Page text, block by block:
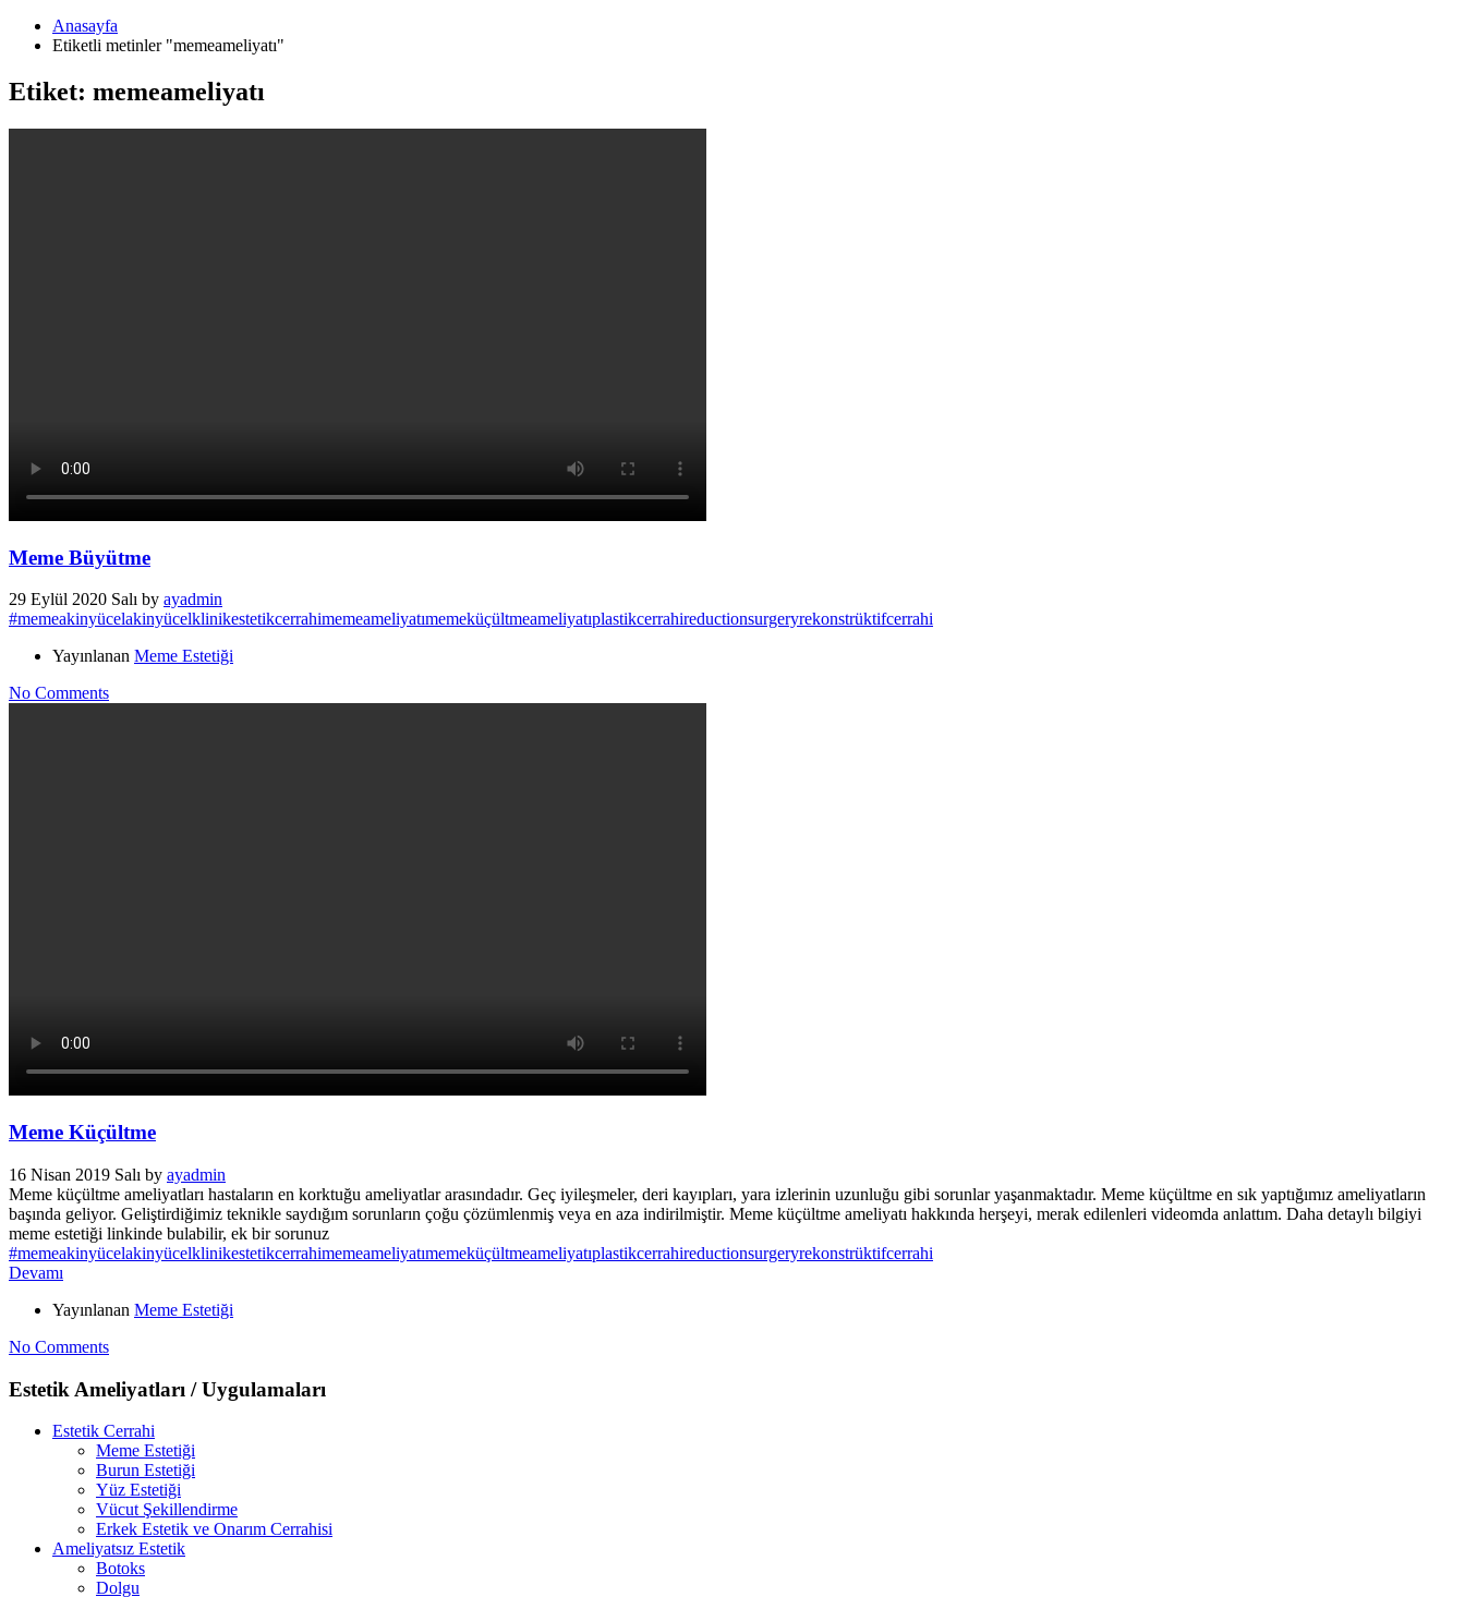
Anasayfa
Etiketli metinler "memeameliyatı"
Etiket: memeameliyatı
Meme Büyütme
29 Eylül 2020 Salı by ayadmin
#memeakinyücelakinyücelklinikestetikcerrahimemeameliyatımemeküçültmeameliyatıplastikcerrahireductionsurgeryrekonstrüktifcerrahi
Yayınlanan Meme Estetiği
No Comments
Meme Küçültme
16 Nisan 2019 Salı by ayadmin
Meme küçültme ameliyatları hastaların en korktuğu ameliyatlar arasındadır. Geç iyileşmeler, deri kayıpları, yara izlerinin uzunluğu gibi sorunlar yaşanmaktadır. Meme küçültme en sık yaptığımız ameliyatların
başında geliyor. Geliştirdiğimiz teknikle saydığım sorunların çoğu çözümlenmiş veya en aza indirilmiştir. Meme küçültme ameliyatı hakkında herşeyi, merak edilenleri videomda anlattım. Daha detaylı bilgiyi
meme estetiği linkinde bulabilir, ek bir sorunuz
#memeakinyücelakinyücelklinikestetikcerrahimemeameliyatımemeküçültmeameliyatıplastikcerrahireductionsurgeryrekonstrüktifcerrahi
Devamı
Yayınlanan Meme Estetiği
No Comments
Estetik Ameliyatları / Uygulamaları
Estetik Cerrahi
Meme Estetiği
Burun Estetiği
Yüz Estetiği
Vücut Şekillendirme
Erkek Estetik ve Onarım Cerrahisi
Ameliyatsız Estetik
Botoks
Dolgu